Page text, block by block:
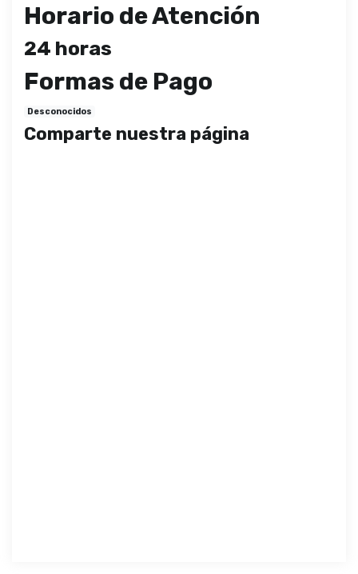
Horario de Atención
24 horas
Formas de Pago
Desconocidos
Comparte nuestra página